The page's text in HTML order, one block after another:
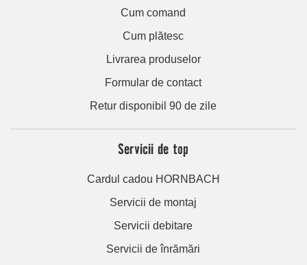
Cum comand
Cum plătesc
Livrarea produselor
Formular de contact
Retur disponibil 90 de zile
Servicii de top
Cardul cadou HORNBACH
Servicii de montaj
Servicii debitare
Servicii de înrămări